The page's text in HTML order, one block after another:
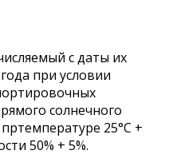
с даты их
при условии
солнечного
25°С +
50% + 5%.